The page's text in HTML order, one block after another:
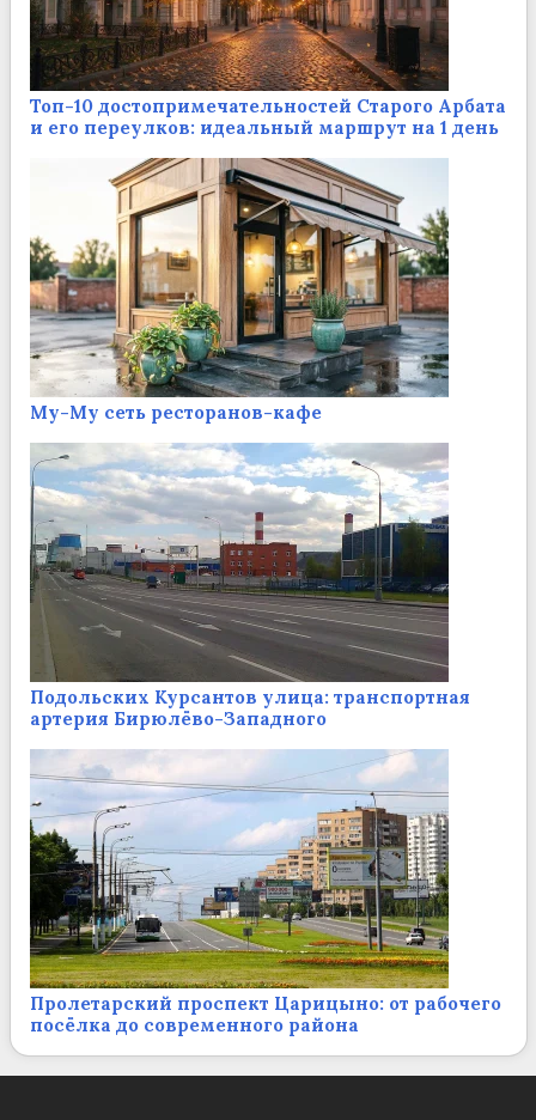
Топ-10 достопримечательностей Старого Арбата
и его переулков: идеальный маршрут на 1 день
Му-Му сеть ресторанов-кафе
Подольских Курсантов улица: транспортная
артерия Бирюлёво-Западного
Пролетарский проспект Царицыно: от рабочего
посёлка до современного района